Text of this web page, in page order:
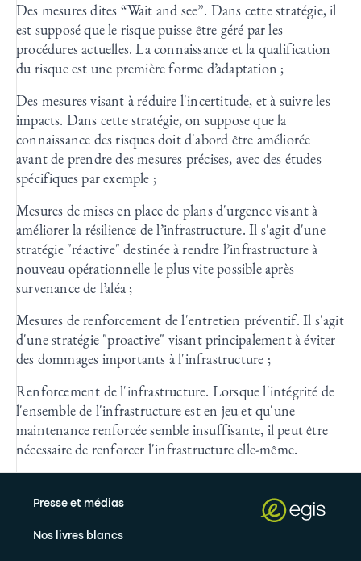
Des mesures dites “Wait and see”. Dans cette stratégie, il
est supposé que le risque puisse être géré par les
procédures actuelles. La connaissance et la qualification
du risque est une première forme d’adaptation ;
Des mesures visant à réduire l'incertitude, et à suivre les
impacts. Dans cette stratégie, on suppose que la
connaissance des risques doit d'abord être améliorée
avant de prendre des mesures précises, avec des études
spécifiques par exemple ;
Mesures de mises en place de plans d'urgence visant à
améliorer la résilience de l’infrastructure. Il s'agit d'une
stratégie "réactive" destinée à rendre l’infrastructure à
nouveau opérationnelle le plus vite possible après
survenance de l’aléa ;
Mesures de renforcement de l'entretien préventif. Il s'agit
d'une stratégie "proactive" visant principalement à éviter
des dommages importants à l'infrastructure ;
Renforcement de l'infrastructure. Lorsque l'intégrité de
l'ensemble de l'infrastructure est en jeu et qu'une
maintenance renforcée semble insuffisante, il peut être
nécessaire de renforcer l'infrastructure elle-même.
Presse et médias
Nos livres blancs